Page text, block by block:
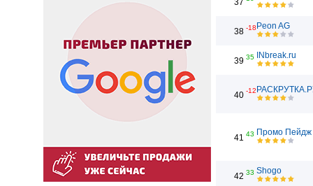
37
38 -18 Peon AG
39 35 INbreak.ru
40 -12
41 43 Промо Пейдж
42 33 Shogo